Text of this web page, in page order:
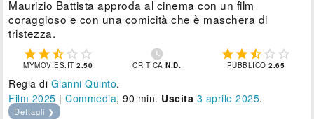
Maurizio Battista approda al cinema con un film
coraggioso e con una comicità che è maschera di
tristezza.
    
MYMOVIES.IT2.50

CRITICAN.D.
    
PUBBLICO2.65
Regia di Gianni Quinto.
Film 2025 |Commedia, 90 min. Uscita 3 aprile 2025.
Dettagli ❯